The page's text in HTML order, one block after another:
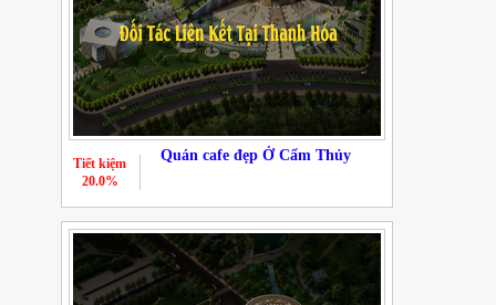
Quán cafe đẹp Ở Cẩm Thủy
Tiết kiệm
20.0%